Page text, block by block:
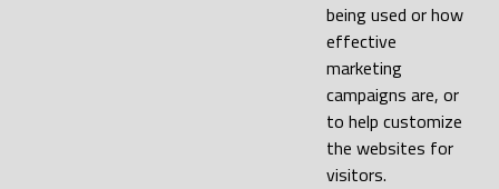
being used or how
effective
marketing
campaigns are, or
to help customize
the websites for
visitors.